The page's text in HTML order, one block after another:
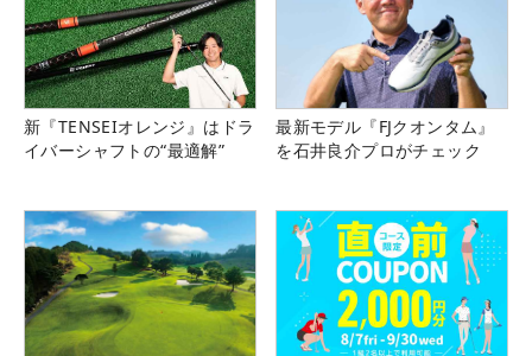
新『TENSEIオレンジ』はドラ
イバーシャフトの“最適解”
最新モデル『FJクオンタム』
を石井良介プロがチェック